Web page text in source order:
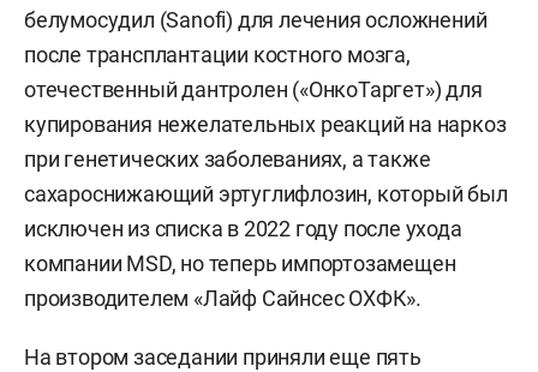
белумосудил (Sanofi) для лечения осложнений
после трансплантации костного мозга,
отечественный дантролен («ОнкоТаргет») для
купирования нежелательных реакций на наркоз
при генетических заболеваниях, а также
сахароснижающий эртуглифлозин, который был
исключен из списка в 2022 году после ухода
компании MSD, но теперь импортозамещен
производителем «Лайф Сайнсес ОХФК».
На втором заседании приняли еще пять